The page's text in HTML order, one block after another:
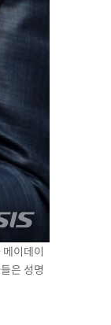
이데이
은 성명